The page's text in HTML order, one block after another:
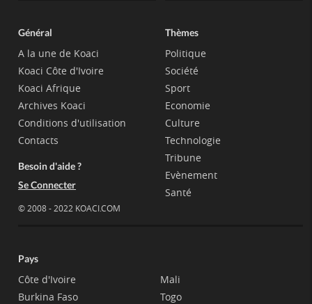
Général
A la une de Koaci
Koaci Côte d'Ivoire
Koaci Afrique
Archives Koaci
Conditions d'utilisation
Contacts
Besoin d'aide ?
Se Connecter
© 2008 - 2022 KOACI.COM
Thèmes
Politique
Société
Sport
Economie
Culture
Technologie
Tribune
Evènement
Santé
Pays
Côte d'Ivoire
Burkina Faso
Mali
Togo